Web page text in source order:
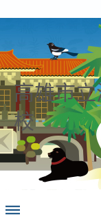
高雄市
校